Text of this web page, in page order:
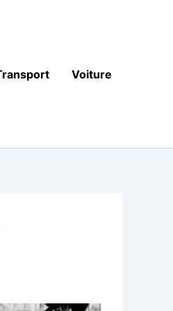
Voiture